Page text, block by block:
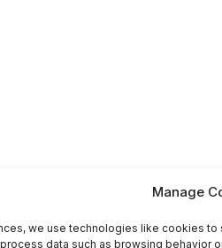
Manage
we use technologies like cookies
data such as browsing behavior